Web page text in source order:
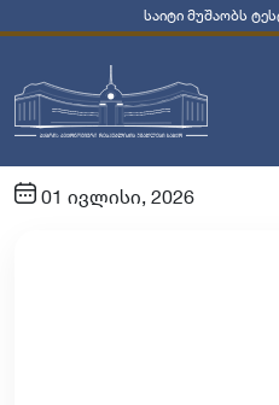
საიტი მუშაობს
01 ივლისი, 2026